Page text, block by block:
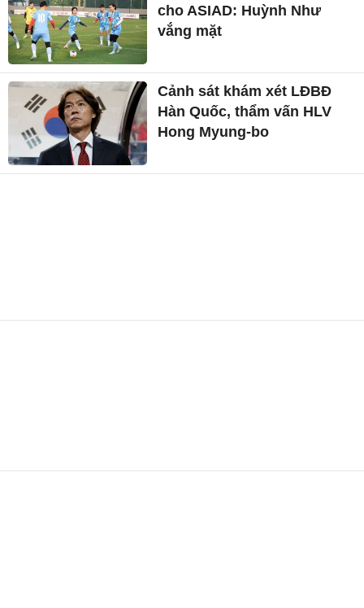
cho ASIAD: Huỳnh Như
vắng mặt
Cảnh sát khám xét LĐBĐ
Hàn Quốc, thẩm vấn HLV
Hong Myung-bo